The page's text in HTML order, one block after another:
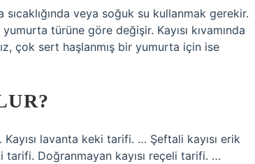
veya soğuk su kullanmak gerekir.
türüne göre değişir. Kayısı kıvamında
çok sert haşlanmış bir yumurta için ise
Kayısı lavanta keki tarifi. … Şeftali kayısı erik
tarifi. Doğranmayan kayısı reçeli tarifi. …